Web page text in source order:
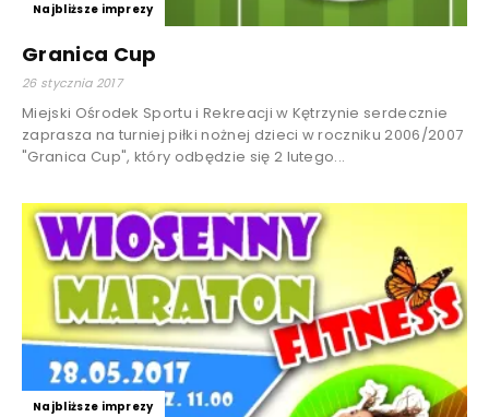
Najbliższe imprezy
Granica Cup
26 stycznia 2017
Miejski Ośrodek Sportu i Rekreacji w Kętrzynie serdecznie
zaprasza na turniej piłki nożnej dzieci w roczniku 2006/2007
"Granica Cup", który odbędzie się 2 lutego...
Najbliższe imprezy